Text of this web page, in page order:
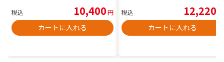
税込 10,400円
カートに入れる
税込 12,220
カートに入れる